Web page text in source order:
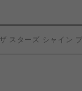
スターズ シャイン